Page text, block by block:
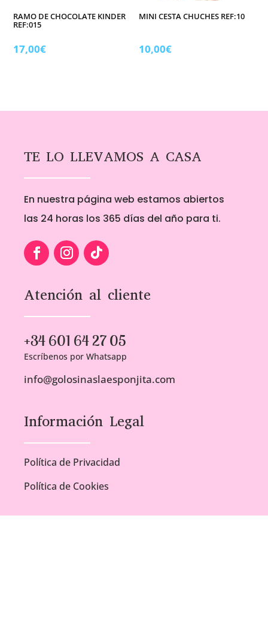
RAMO DE CHOCOLATE KINDER
REF:015
17,00€
MINI CESTA CHUCHES REF:10
10,00€
TE LO LLEVAMOS A CASA
En nuestra página web estamos abiertos
las 24 horas los 365 días del año para ti.
Atención al cliente
+34 601 64 27 05
Escríbenos por Whatsapp
info@golosinaslaesponjita.com
Información Legal
Política de Privacidad
Política de Cookies